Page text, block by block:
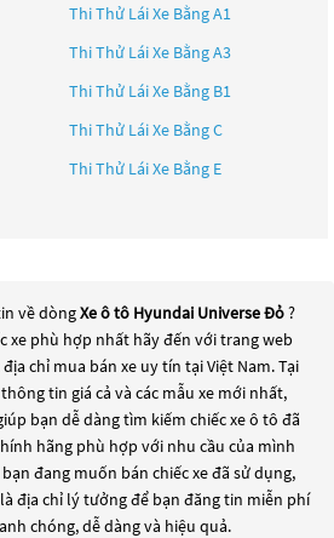
Thi Thử Lái Xe Bằng A1
Thi Thử Lái Xe Bằng A3
Thi Thử Lái Xe Bằng B1
Thi Thử Lái Xe Bằng C
Thi Thử Lái Xe Bằng E
về dòngXe ô tô Hyundai Universe Đỏ?
xe phù hợp nhất hãy đến với trang web
chỉ mua bán xe uy tín tại Việt Nam. Tại
tin giá cả và các mẫu xe mới nhất,
bạn dễ dàng tìm kiếm chiếc xe ô tô đã
hãng phù hợp với nhu cầu của mình
đang muốn bán chiếc xe đã sử dụng,
địa chỉ lý tưởng để bạn đăng tin miễn phí
chóng, dễ dàng và hiệu quả.